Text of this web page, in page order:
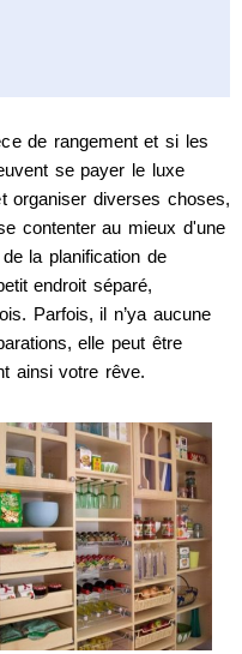
de rangement et si les
se payer le luxe
organiser diverses choses,
contenter au mieux d'une
la planification de
endroit séparé,
Parfois, il n’ya aucune
elle peut être
ainsi votre rêve.